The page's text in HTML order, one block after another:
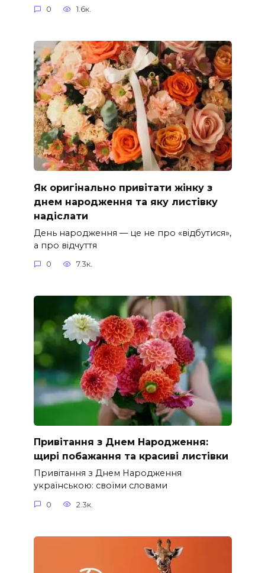
0 1.6к.
Як оригінально привітати жінку з
днем народження та яку листівку
надіслати
День народження — це не про «відбутися»,
а про відчуття
0 7.3к.
Привітання з Днем Народження:
щирі побажання та красиві листівки
Привітання з Днем Народження
українською: своїми словами
0 2.3к.